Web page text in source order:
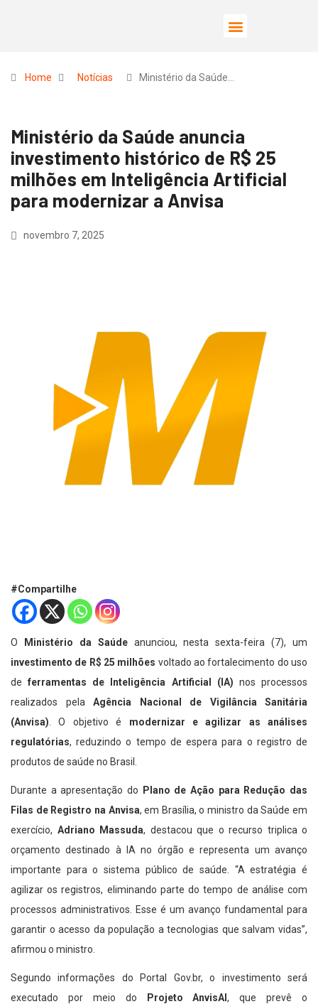
Home Notícias Ministério da Saúde…
Ministério da Saúde anuncia
investimento histórico de R$ 25
milhões em Inteligência Artificial
para modernizar a Anvisa
novembro 7, 2025
#Compartilhe
O Ministério da Saúdeanunciou, nesta sexta-feira (7), um
investimento de R$ 25 milhões voltado ao fortalecimento do uso
deferramentas de Inteligência Artificial (IA) nos processos
realizados pela Agência Nacional de Vigilância Sanitária
(Anvisa) . O objetivo é modernizar e agilizar as análises
regulatórias, reduzindo o tempo de espera para o registro de
produtos de saúde no Brasil.
Durante a apresentação do
Plano de Ação para Redução das
Filas de Registro na Anvisa, em Brasília, o ministro da Saúde em
exercício, Adriano Massuda, destacou que o recurso triplica o
orçamento destinado à IA no órgão e representa um avanço
importante para o sistema público de saúde. “A estratégia é
agilizar os registros, eliminando parte do tempo de análise com
processos administrativos. Esse é um avanço fundamental para
garantir o acesso da população a tecnologias que salvam vidas”,
afirmou o ministro.
Segundo informações do Portal Gov.br, o investimento será
executado por meio do
Projeto AnvisAI, que prevê o